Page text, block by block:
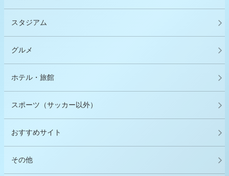
スタジアム
グルメ
ホテル・旅館
スポーツ（サッカー以外）
おすすめサイト
その他